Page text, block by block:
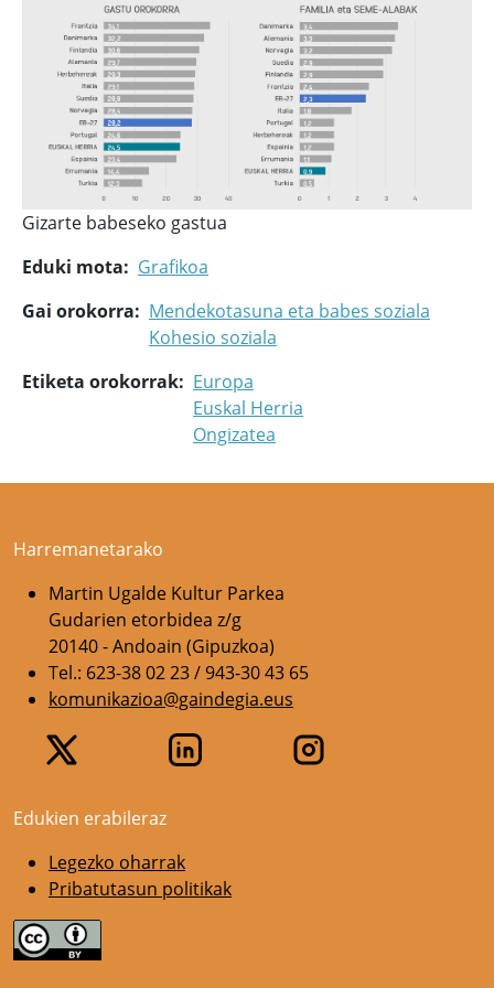
Gizarte babeseko gastua
Eduki mota
Grafikoa
Gai orokorra
Mendekotasuna eta babes soziala
Kohesio soziala
Etiketa orokorrak
Europa
Euskal Herria
Ongizatea
Harremanetarako
Martin Ugalde Kultur Parkea
Gudarien etorbidea z/g
20140 - Andoain (Gipuzkoa)
Tel.: 623-38 02 23 / 943-30 43 65
komunikazioa@gaindegia.eus
Edukien erabileraz
Legezko oharrak
Pribatutasun politikak